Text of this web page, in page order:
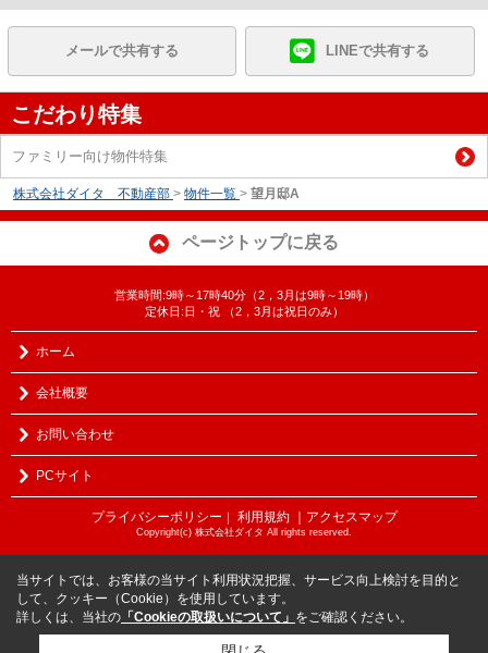
メールで共有する LINEで共有する
こだわり特集
ファミリー向け物件特集
株式会社ダイタ 不動産部 > 物件一覧 > 望月邸A
ページトップに戻る
営業時間:9時～17時40分（2，3月は9時～19時）
定休日:日・祝 （2，3月は祝日のみ）
ホーム
会社概要
お問い合わせ
PCサイト
プライバシーポリシー 利用規約 ｜アクセスマップ
Copyright(c) 株式会社ダイタ All rights reserved.
当サイトでは、お客様の当サイト利用状況把握、サービス向上検討を目的と
して、クッキー（Cookie）を使用しています。
詳しくは、当社の 「Cookieの取扱いについて」 をご確認ください。